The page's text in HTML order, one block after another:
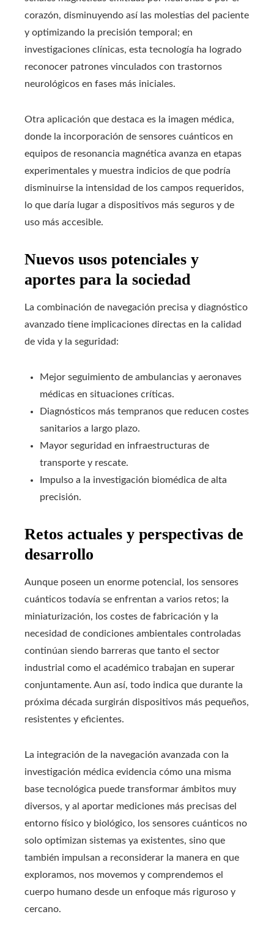
corazón, disminuyendo así las molestias del paciente
y optimizando la precisión temporal; en
investigaciones clínicas, esta tecnología ha logrado
reconocer patrones vinculados con trastornos
neurológicos en fases más iniciales.
Otra aplicación que destaca es la imagen médica,
donde la incorporación de sensores cuánticos en
equipos de resonancia magnética avanza en etapas
experimentales y muestra indicios de que podría
disminuirse la intensidad de los campos requeridos,
lo que daría lugar a dispositivos más seguros y de
uso más accesible.
Nuevos usos potenciales y
aportes para la sociedad
La combinación de navegación precisa y diagnóstico
avanzado tiene implicaciones directas en la calidad
de vida y la seguridad:
Mejor seguimiento de ambulancias y aeronaves
médicas en situaciones críticas.
Diagnósticos más tempranos que reducen costes
sanitarios a largo plazo.
Mayor seguridad en infraestructuras de
transporte y rescate.
Impulso a la investigación biomédica de alta
precisión.
Retos actuales y perspectivas de
desarrollo
Aunque poseen un enorme potencial, los sensores
cuánticos todavía se enfrentan a varios retos; la
miniaturización, los costes de fabricación y la
necesidad de condiciones ambientales controladas
continúan siendo barreras que tanto el sector
industrial como el académico trabajan en superar
conjuntamente. Aun así, todo indica que durante la
próxima década surgirán dispositivos más pequeños,
resistentes y eficientes.
La integración de la navegación avanzada con la
investigación médica evidencia cómo una misma
base tecnológica puede transformar ámbitos muy
diversos, y al aportar mediciones más precisas del
entorno físico y biológico, los sensores cuánticos no
solo optimizan sistemas ya existentes, sino que
también impulsan a reconsiderar la manera en que
exploramos, nos movemos y comprendemos el
cuerpo humano desde un enfoque más riguroso y
cercano.